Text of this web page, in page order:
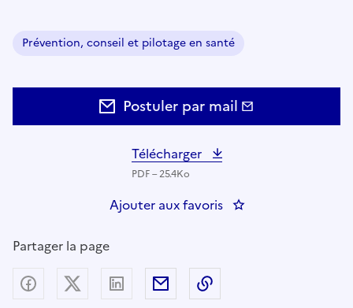
Domaine :
Prévention, conseil et pilotage en santé
Postuler par mail
Télécharger
PDF – 25.4Ko
Ajouter aux favoris : INFIRMIER DE
Partager la page
Partager sur Facebook
Partager sur X (anciennement Twitter) -
Partager sur LinkedIn
Partager par email